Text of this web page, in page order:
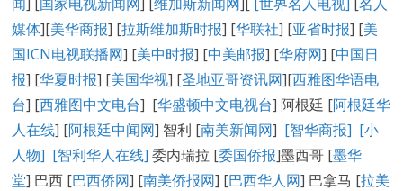
媒体][美华商报] [拉斯维加斯时报] [华联社] [亚省时报] [美
国ICN电视联播网] [美中时报] [中美邮报] [华府网] [中国日
报] [华夏时报] [美国华视] [圣地亚哥资讯网][西雅图华语电
台] [西雅图中文电台] [华盛顿中文电视台] 阿根廷 [阿根廷华
人在线] [阿根廷中闻网] 智利 [南美新闻网] [智华商报] [小
人物] [智利华人在线] 委内瑞拉 [委国侨报]墨西哥 [墨华
堂] 巴西 [巴西侨网] [南美侨报网] [巴西华人网] 巴拿马 [拉美